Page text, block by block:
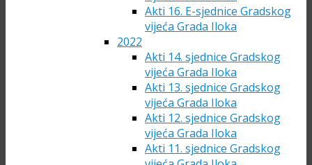
Akti 16. E-sjednice Gradskog
vijeća Grada Iloka
2022
Akti 14. sjednice Gradskog
vijeća Grada Iloka
Akti 13. sjednice Gradskog
vijeća Grada Iloka
Akti 12. sjednice Gradskog
vijeća Grada Iloka
Akti 11. sjednice Gradskog